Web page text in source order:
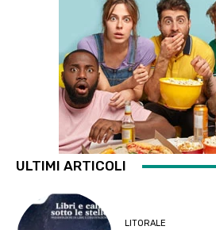
ULTIMI ARTICOLI
LITORALE